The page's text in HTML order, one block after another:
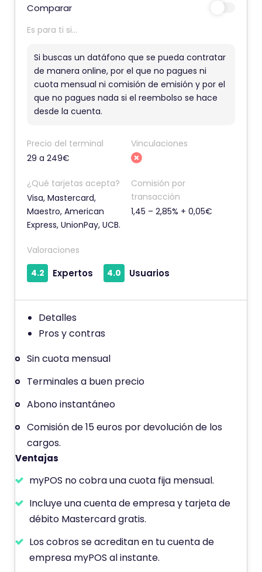
t
e
o
m
e
n
t
r
i
o
t
i
e
u
p
u
n
u
a
i
d
Comparar
Es para ti si...
Si buscas un datáfono que se pueda contratar
de manera online, por el que no pagues ni
cuota mensual ni comisión de emisión y por el
que no pagues nada si el reembolso se hace
desde la cuenta.
Precio del terminal
29 a 249€
Vinculaciones
¿Qué tarjetas acepta?
Visa, Mastercard,
Maestro, American
Express, UnionPay, UCB.
Comisión por
transacción
1,45 – 2,85% + 0,05€
Valoraciones
4.2
Expertos 4.0 Usuarios
Detalles
Pros y contras
Sin cuota mensual
Terminales a buen precio
Abono instantáneo
Comisión de 15 euros por devolución de los
cargos.
Ventajas
myPOS no cobra una cuota fija mensual.
Incluye una cuenta de empresa y tarjeta de
débito Mastercard gratis.
Los cobros se acreditan en tu cuenta de
empresa myPOS al instante.